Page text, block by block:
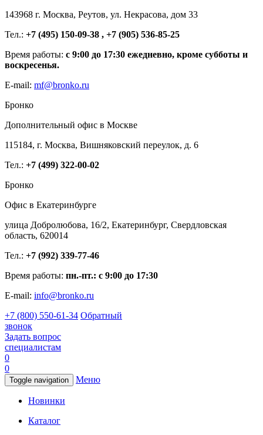
143968 г. Москва, Реутов, ул. Некрасова, дом 33
Тел.: +7 (495) 150-09-38 , +7 (905) 536-85-25
Время работы: с 9:00 до 17:30 ежедневно, кроме субботы и
воскресенья.
E-mail: mf@bronko.ru
Бронко
Дополнительный офис в Москве
115184, г. Москва, Вишняковский переулок, д. 6
Тел.: +7 (499) 322-00-02
Бронко
Офис в Екатеринбурге
улица Добролюбова, 16/2, Екатеринбург, Свердловская
область, 620014
Тел.: +7 (992) 339-77-46
Время работы: пн.-пт.: с 9:00 до 17:30
E-mail: info@bronko.ru
+7 (800) 550-61-34 Обратный
звонок
Задать вопрос
специалистам
0
0
Toggle navigation Меню
Новинки
Каталог